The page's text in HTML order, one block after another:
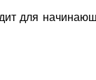
для